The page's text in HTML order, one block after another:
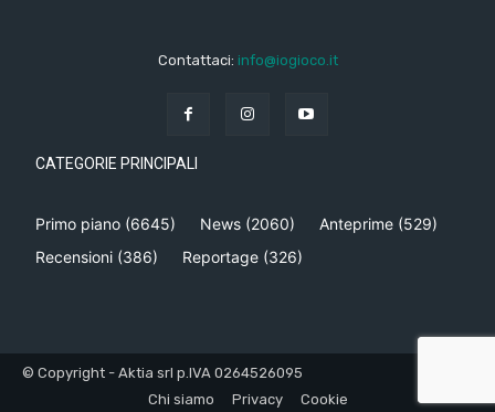
Contattaci: info@iogioco.it
CATEGORIE PRINCIPALI
Primo piano (6645) News (2060) Anteprime (529)
Recensioni (386) Reportage (326)
© Copyright - Aktia srl p.IVA 0264526095
Chi siamo
Privacy Cookie